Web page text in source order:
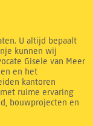
U altijd bepaalt
kunnen wij
Gisele van Meer
en het
kantoren
ruime ervaring
bouwprojecten en